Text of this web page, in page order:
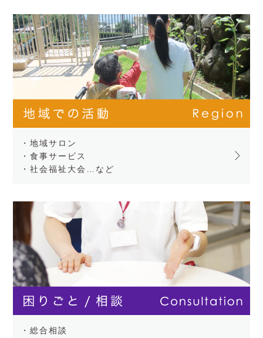
・地域サロン
・食事サービス
・社会福祉大会…など
・総合相談